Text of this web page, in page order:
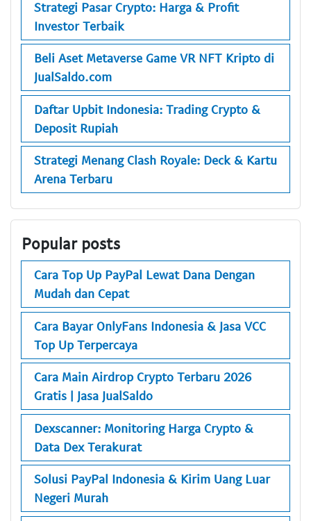
Strategi Pasar Crypto: Harga & Profit
Investor Terbaik
Beli Aset Metaverse Game VR NFT Kripto di
JualSaldo.com
Daftar Upbit Indonesia: Trading Crypto &
Deposit Rupiah
Strategi Menang Clash Royale: Deck & Kartu
Arena Terbaru
Popular posts
Cara Top Up PayPal Lewat Dana Dengan
Mudah dan Cepat
Cara Bayar OnlyFans Indonesia & Jasa VCC
Top Up Terpercaya
Cara Main Airdrop Crypto Terbaru 2026
Gratis | Jasa JualSaldo
Dexscanner: Monitoring Harga Crypto &
Data Dex Terakurat
Solusi PayPal Indonesia & Kirim Uang Luar
Negeri Murah